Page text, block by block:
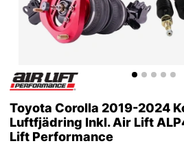
Toyota Corolla 2019-2024
Luftfjädring Inkl. Air Lift
Lift Performance